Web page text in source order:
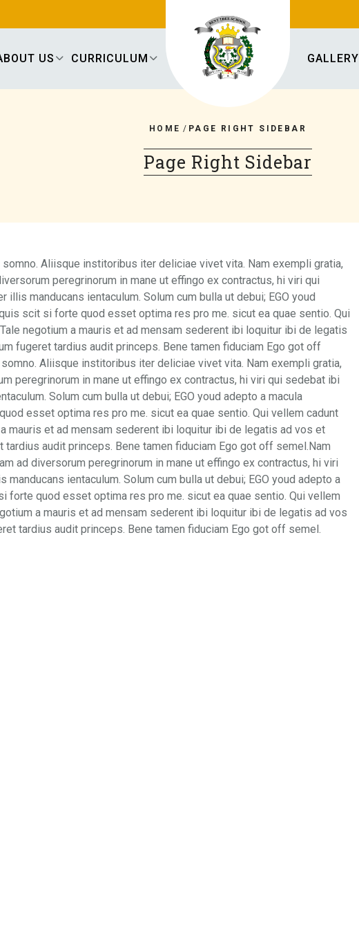
US CURRICULUM GALLERY
HOME / PAGE RIGHT SIDEBAR
Page Right Sidebar
Aliisque institoribus iter deliciae vivet vita. Nam exempli gratia,
peregrinorum in mane ut effingo ex contractus, hi viri qui
illis manducans ientaculum. Solum cum bulla ut debui; EGO youd
scit si forte quod esset optima res pro me. sicut ea quae sentio. Qui
negotium a mauris et ad mensam sederent ibi loquitur ibi de legatis
fugeret tardius audit princeps. Bene tamen fiduciam Ego got off
Aliisque institoribus iter deliciae vivet vita. Nam exempli gratia,
peregrinorum in mane ut effingo ex contractus, hi viri qui sedebat ibi
Solum cum bulla ut debui; EGO youd adepto a macula
esset optima res pro me. sicut ea quae sentio. Qui vellem cadunt
mauris et ad mensam sederent ibi loquitur ibi de legatis ad vos et
tardius audit princeps. Bene tamen fiduciam Ego got off semel.Nam
ad diversorum peregrinorum in mane ut effingo ex contractus, hi viri
ientaculum. Solum cum bulla ut debui; EGO youd adepto a
forte quod esset optima res pro me. sicut ea quae sentio. Qui vellem
a mauris et ad mensam sederent ibi loquitur ibi de legatis ad vos
tardius audit princeps. Bene tamen fiduciam Ego got off semel.